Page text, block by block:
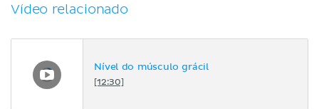
Vídeo relacionado
Nível do músculo grácil
[12:30]